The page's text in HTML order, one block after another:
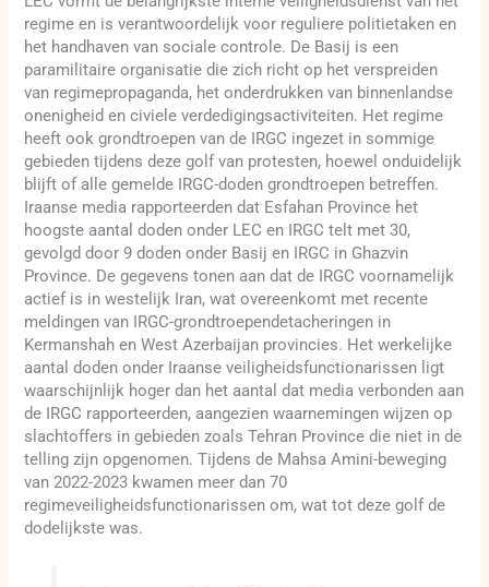
regime en is verantwoordelijk voor reguliere politietaken en
het handhaven van sociale controle. De Basij is een
paramilitaire organisatie die zich richt op het verspreiden
van regimepropaganda, het onderdrukken van binnenlandse
onenigheid en civiele verdedigingsactiviteiten. Het regime
heeft ook grondtroepen van de IRGC ingezet in sommige
gebieden tijdens deze golf van protesten, hoewel onduidelijk
blijft of alle gemelde IRGC-doden grondtroepen betreffen.
Iraanse media rapporteerden dat Esfahan Province het
hoogste aantal doden onder LEC en IRGC telt met 30,
gevolgd door 9 doden onder Basij en IRGC in Ghazvin
Province. De gegevens tonen aan dat de IRGC voornamelijk
actief is in westelijk Iran, wat overeenkomt met recente
meldingen van IRGC-grondtroependetacheringen in
Kermanshah en West Azerbaijan provincies. Het werkelijke
aantal doden onder Iraanse veiligheidsfunctionarissen ligt
waarschijnlijk hoger dan het aantal dat media verbonden aan
de IRGC rapporteerden, aangezien waarnemingen wijzen op
slachtoffers in gebieden zoals Tehran Province die niet in de
telling zijn opgenomen. Tijdens de Mahsa Amini-beweging
van 2022-2023 kwamen meer dan 70
regimeveiligheidsfunctionarissen om, wat tot deze golf de
dodelijkste was.